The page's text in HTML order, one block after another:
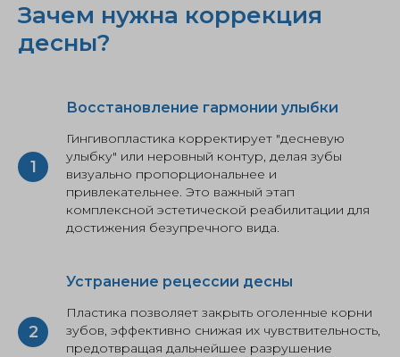
Зачем нужна коррекция
десны?
Восстановление гармонии улыбки
Гингивопластика корректирует "десневую
улыбку" или неровный контур, делая зубы
визуально пропорциональнее и
привлекательнее. Это важный этап
комплексной эстетической реабилитации для
достижения безупречного вида.
Устранение рецессии десны
Пластика позволяет закрыть оголенные корни
зубов, эффективно снижая их чувствительность,
предотвращая дальнейшее разрушение